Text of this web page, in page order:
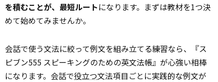
を積むことが、最短ルートになります。まずは教材を1つ決
めて始めてみませんか。
会話で使う文法に絞って例文を組み立てる練習なら、『ス
ピブン555 スピーキングのための英文法帳』が心強い相棒
になります。会話で役立つ文法項目ごとに実践的な例文が